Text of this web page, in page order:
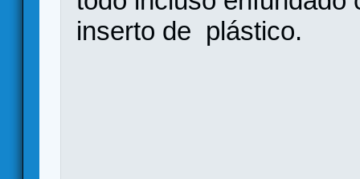
inserto de plástico.